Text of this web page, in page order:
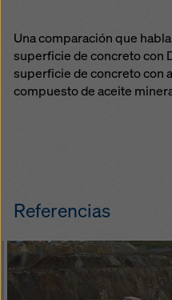
Una comparación que
superficie de concreto con
superficie de concreto con
compuesto de aceite
Referencias